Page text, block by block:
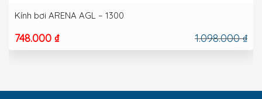
Kính bơi ARENA AGL – 1300
748.000 ₫ 1.098.000 ₫